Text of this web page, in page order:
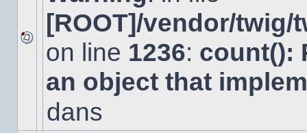
Aucun
nouveau
message
non-
dans
[ROOT]/vendor/
on line 1236: count():
an object that
dans